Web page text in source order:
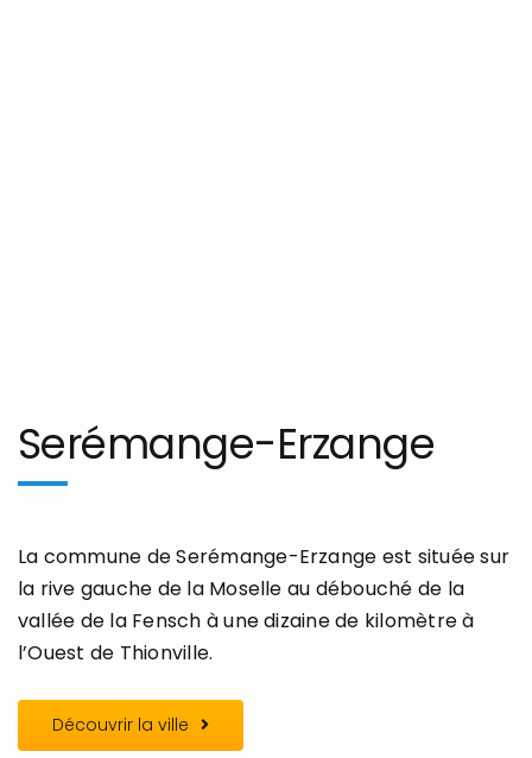
Serémange-Erzange
La commune de Serémange-Erzange est située sur
la rive gauche de la Moselle au débouché de la
vallée de la Fensch à une dizaine de kilomètre à
l’Ouest de Thionville.
Découvrir la ville